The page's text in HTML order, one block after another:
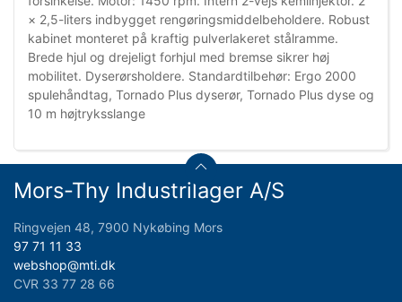
× 2,5-liters indbygget rengøringsmiddelbeholdere. Robust
kabinet monteret på kraftig pulverlakeret stålramme.
Brede hjul og drejeligt forhjul med bremse sikrer høj
mobilitet. Dyserørsholdere. Standardtilbehør: Ergo 2000
spulehåndtag, Tornado Plus dyserør, Tornado Plus dyse og
10 m højtryksslange
Mors-Thy Industrilager A/S
Ringvejen 48, 7900 Nykøbing Mors
97 71 11 33
webshop@mti.dk
CVR 33 77 28 66